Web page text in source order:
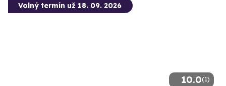
10.0(1)
Volný termín už 18. 09. 2026